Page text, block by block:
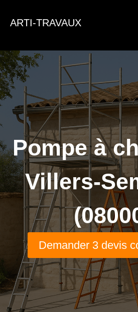
ARTI-TRAVAUX
Pompe à
Villers-
Demander 3 devis